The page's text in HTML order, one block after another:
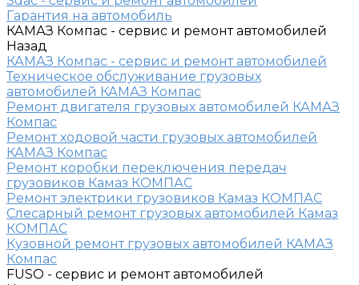
Гарантия на автомобиль
КАМАЗ Компас - сервис и ремонт автомобилей
Назад
КАМАЗ Компас - сервис и ремонт автомобилей
Техническое обслуживание грузовых
автомобилей КАМАЗ Компас
Ремонт двигателя грузовых автомобилей КАМАЗ
Компас
Ремонт ходовой части грузовых автомобилей
КАМАЗ Компас
Ремонт коробки переключения передач
грузовиков Камаз КОМПАС
Ремонт электрики грузовиков Камаз КОМПАС
Слесарный ремонт грузовых автомобилей Камаз
КОМПАС
Кузовной ремонт грузовых автомобилей КАМАЗ
Компас
FUSO - сервис и ремонт автомобилей